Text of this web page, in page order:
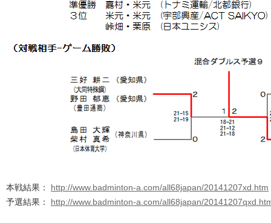
本戦結果： http://www.badminton-a.com/all68japan/20141207xd.htm
予選結果： http://www.badminton-a.com/all68japan/